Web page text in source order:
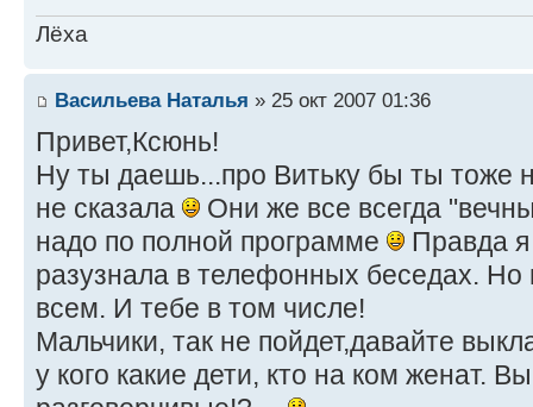
Лёха
Васильева Наталья » 25 окт 2007 01:36
Привет,Ксюнь!
Ну ты даешь...про Витьку бы ты тоже
не сказала
Они же все всегда
надо по полной программе
Правда
разузнала в телефонных беседах.
всем. И тебе в том числе!
Мальчики, так не пойдет,давайте
у кого какие дети, кто на ком женат.